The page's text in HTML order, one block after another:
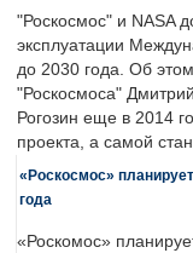
"Роскосмос" и NASA
эксплуатации
до 2030 года. Об
"Роскосмоса"
Рогозин еще в 2014
проекта, а самой
«Роскосмос»
года
«Роскомос»